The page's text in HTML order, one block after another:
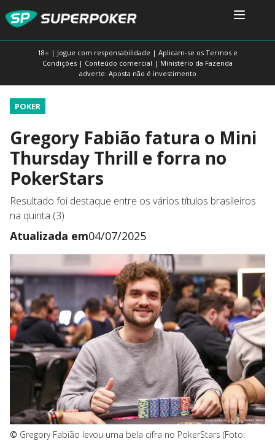
18+ | Jogue com responsabilidade | Aplicam-se os Termos e
Condições | Conteúdo comercial | Ministério da Fazenda
adverte: Aposta não é investimento
POKER
Gregory Fabião fatura o Mini
Thursday Thrill e forra no
PokerStars
Resultado foi destaque entre os vários títulos brasileiros
na quinta (3)
Atualizada em04/07/2025
© Gregory Fabião levou uma bela cifra no PokerStars (Foto: